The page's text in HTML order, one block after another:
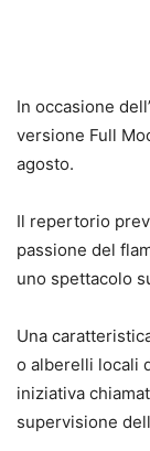
In occasione
versione Full
agosto.
Il repertorio
passione del
uno spettacolo
Una
o alberelli locali
iniziativa
supervisione